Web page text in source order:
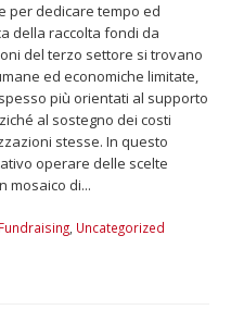
per dedicare tempo ed
della raccolta fondi da
del terzo settore si trovano
ed economiche limitate,
più orientati al supporto
al sostegno dei costi
stesse. In questo
operare delle scelte
mosaico di...
Fundraising Uncategorized